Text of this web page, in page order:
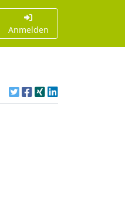
Anmelden